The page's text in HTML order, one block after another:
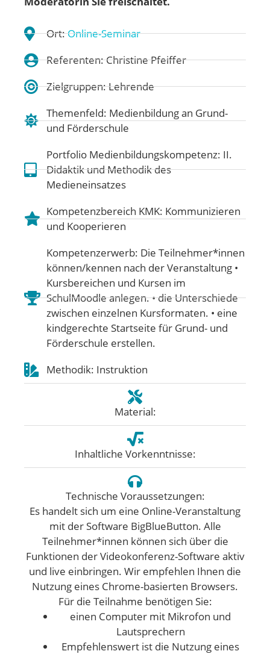
Ort:Online-Seminar
Referenten: Christine Pfeiffer
Zielgruppen: Lehrende
Themenfeld: Medienbildung an Grund-
und Förderschule
Portfolio Medienbildungskompetenz: II.
Didaktik und Methodik des
Medieneinsatzes
Kompetenzbereich KMK: Kommunizieren
und Kooperieren
Kompetenzerwerb: Die Teilnehmer*innen
können/kennen nach der Veranstaltung •
Kursbereichen und Kursen im
SchulMoodle anlegen. • die Unterschiede
zwischen einzelnen Kursformaten. • eine
kindgerechte Startseite für Grund- und
Förderschule erstellen.
Methodik: Instruktion
Material:
Inhaltliche Vorkenntnisse:
Technische Voraussetzungen:
Es handelt sich um eine Online-Veranstaltung
mit der Software BigBlueButton. Alle
Teilnehmer*innen können sich über die
Funktionen der Videokonferenz-Software aktiv
und live einbringen. Wir empfehlen Ihnen die
Nutzung eines Chrome-basierten Browsers.
Für die Teilnahme benötigen Sie:
einen Computer mit Mikrofon und
Lautsprechern
Empfehlenswert ist die Nutzung eines